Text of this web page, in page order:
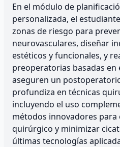
En el módulo de
personalizada, el
zonas de riesgo para
neurovasculares, diseñar
estéticos y funcionales, y
preoperatorias basadas en
aseguren un
profundiza en técnicas
incluyendo el uso
métodos innovadores
quirúrgico y minimizar
últimas tecnologías